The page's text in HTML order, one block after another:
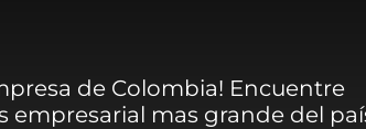
de Colombia! Encuentre
empresarial mas grande del